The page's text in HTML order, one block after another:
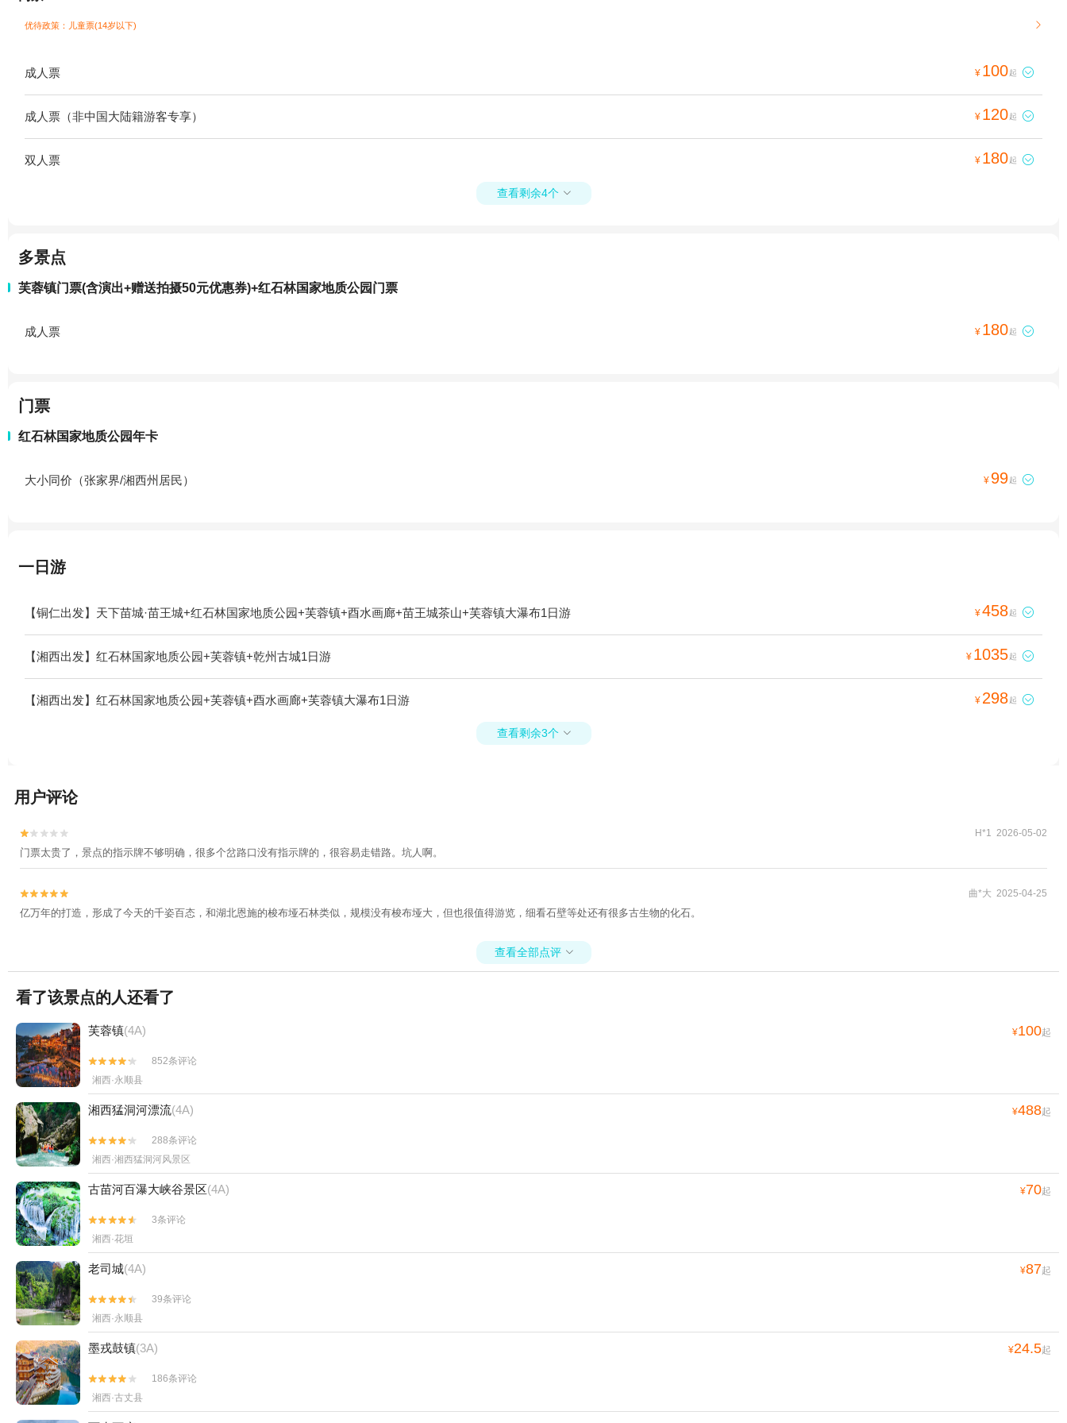
优待政策：儿童票(14岁以下) 
成人票 ¥ 100起 
成人票（非中国大陆籍游客专享） ¥ 120起 
双人票 ¥ 180起 
查看剩余4个 
多景点
芙蓉镇门票(含演出+赠送拍摄50元优惠券)+红石林国家地质公园门票
成人票 ¥ 180起 
门票
红石林国家地质公园年卡
大小同价（张家界/湘西州居民） ¥ 99起 
一日游
【铜仁出发】天下苗城·苗王城+红石林国家地质公园+芙蓉镇+酉水画廊+苗王城茶山+芙蓉镇大瀑布1日游 ¥458起 
【湘西出发】红石林国家地质公园+芙蓉镇+乾州古城1日游 ¥ 1035起 
【湘西出发】红石林国家地质公园+芙蓉镇+酉水画廊+芙蓉镇大瀑布1日游 ¥ 298起 
查看剩余3个 
用户评论

 H*1 2026-05-02
门票太贵了，景点的指示牌不够明确，很多个岔路口没有指示牌的，很容易走错路。坑人啊。

 曲*大 2025-04-25
亿万年的打造，形成了今天的千姿百态，和湖北恩施的梭布垭石林类似，规模没有梭布垭大，但也很值得游览，细看石壁等处还有很多古生物的化石。
查看全部点评 
看了该景点的人还看了
芙蓉镇(4A) ¥100起


852条评论
湘西·永顺县
湘西猛洞河漂流(4A) ¥488起


288条评论
湘西·湘西猛洞河风景区
古苗河百瀑大峡谷景区(4A) ¥70起


3条评论
湘西·花垣
老司城(4A) ¥87起


39条评论
湘西·永顺县
墨戎鼓镇(3A) ¥24.5起


186条评论
湘西·古丈县